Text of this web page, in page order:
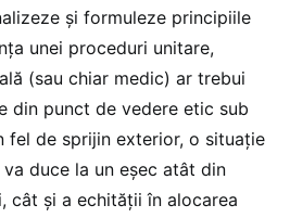
și formuleze principiile
unei proceduri unitare,
(sau chiar medic) ar trebui
din punct de vedere etic sub
fel de sprijin exterior, o situație
duce la un eșec atât din
cât și a echității în alocarea